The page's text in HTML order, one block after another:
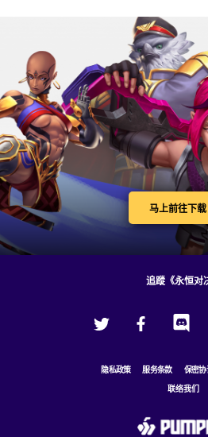
马上前往下载
追蹤《永恒对
隐私政策 服务条款 保密协
联络我们